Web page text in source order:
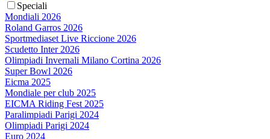
Speciali
Mondiali 2026
Roland Garros 2026
Sportmediaset Live Riccione 2026
Scudetto Inter 2026
Olimpiadi Invernali Milano Cortina 2026
Super Bowl 2026
Eicma 2025
Mondiale per club 2025
EICMA Riding Fest 2025
Paralimpiadi Parigi 2024
Olimpiadi Parigi 2024
Euro 2024